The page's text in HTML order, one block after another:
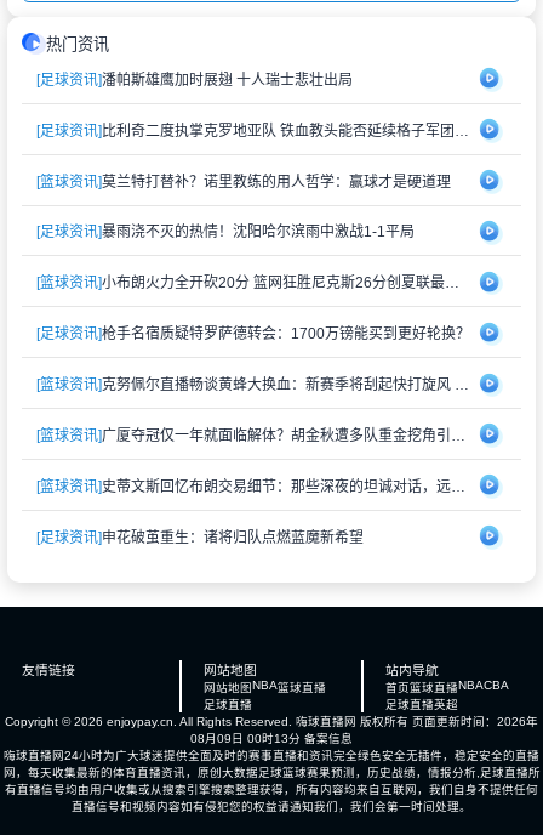
热门资讯
[足球资讯]潘帕斯雄鹰加时展翅 十人瑞士悲壮出局
[足球资讯]
[篮球资讯]莫兰特打替补？诺里教练的用人哲学：赢球才是硬道理
[足球资讯]暴雨浇不灭的热情！沈阳哈尔滨雨中激战1-1平局
[篮球资讯] 小布朗火力全开砍20分 篮网狂胜尼克斯26分创夏联最大分差
[足球资讯]枪手名宿质疑特罗萨德转会：1700万镑能买到更好轮换？
[篮球资讯] 克努佩尔直播畅谈黄蜂大换血：新赛季将刮起快打旋风 射手群蓄势待发
[篮球资讯] 广厦夺冠仅一年就面临解体？胡金秋遭多队重金挖角引猜测
[篮球资讯] 史蒂文斯回忆布朗交易细节：那些深夜的坦诚对话，远比想象中复杂
[足球资讯]申花破茧重生：诸将归队点燃蓝魔新希望
友情链接 网站地图
网站地图 NBA篮球直播
足球直播
站内导航
首页篮球直播NBACBA
足球直播英超
Copyright © 2026 enjoypay.cn. All Rights Reserved. 嗨球直播网 版权所有 页面更新时间：2026年
08月09日 00时13分 备案信息
嗨球直播网24小时为广大球迷提供全面及时的赛事直播和资讯完全绿色安全无插件，稳定安全的直播
网，每天收集最新的体育直播资讯，原创大数据足球篮球赛果预测，历史战绩，情报分析,足球直播所
有直播信号均由用户收集或从搜索引擎搜索整理获得，所有内容均来自互联网，我们自身不提供任何
直播信号和视频内容如有侵犯您的权益请通知我们，我们会第一时间处理。